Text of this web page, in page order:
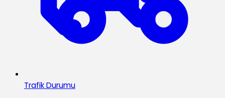
Trafik Durumu